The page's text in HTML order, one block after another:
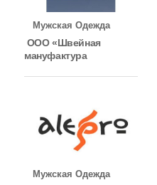
Мужская Одежда
ООО «Швейная
мануфактура
Мужская Одежда